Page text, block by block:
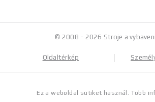
© 2008 - 2026 Stroje a
Oldaltérkép
Ez a weboldal sütiket használ. Több